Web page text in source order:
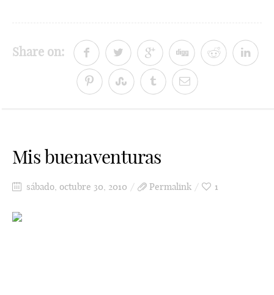
Share on:
Mis buenaventuras
sábado, octubre 30, 2010 Permalink 1